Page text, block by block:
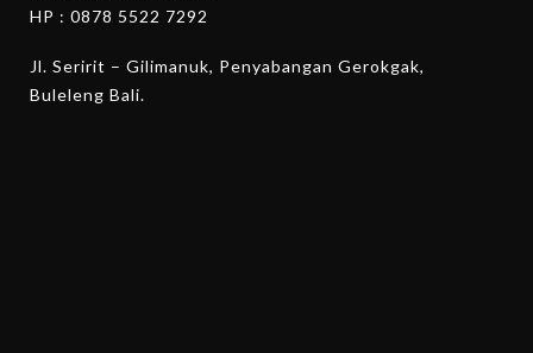
HP : 0878 5522 7292
Jl. Seririt – Gilimanuk, Penyabangan Gerokgak,
Buleleng Bali.